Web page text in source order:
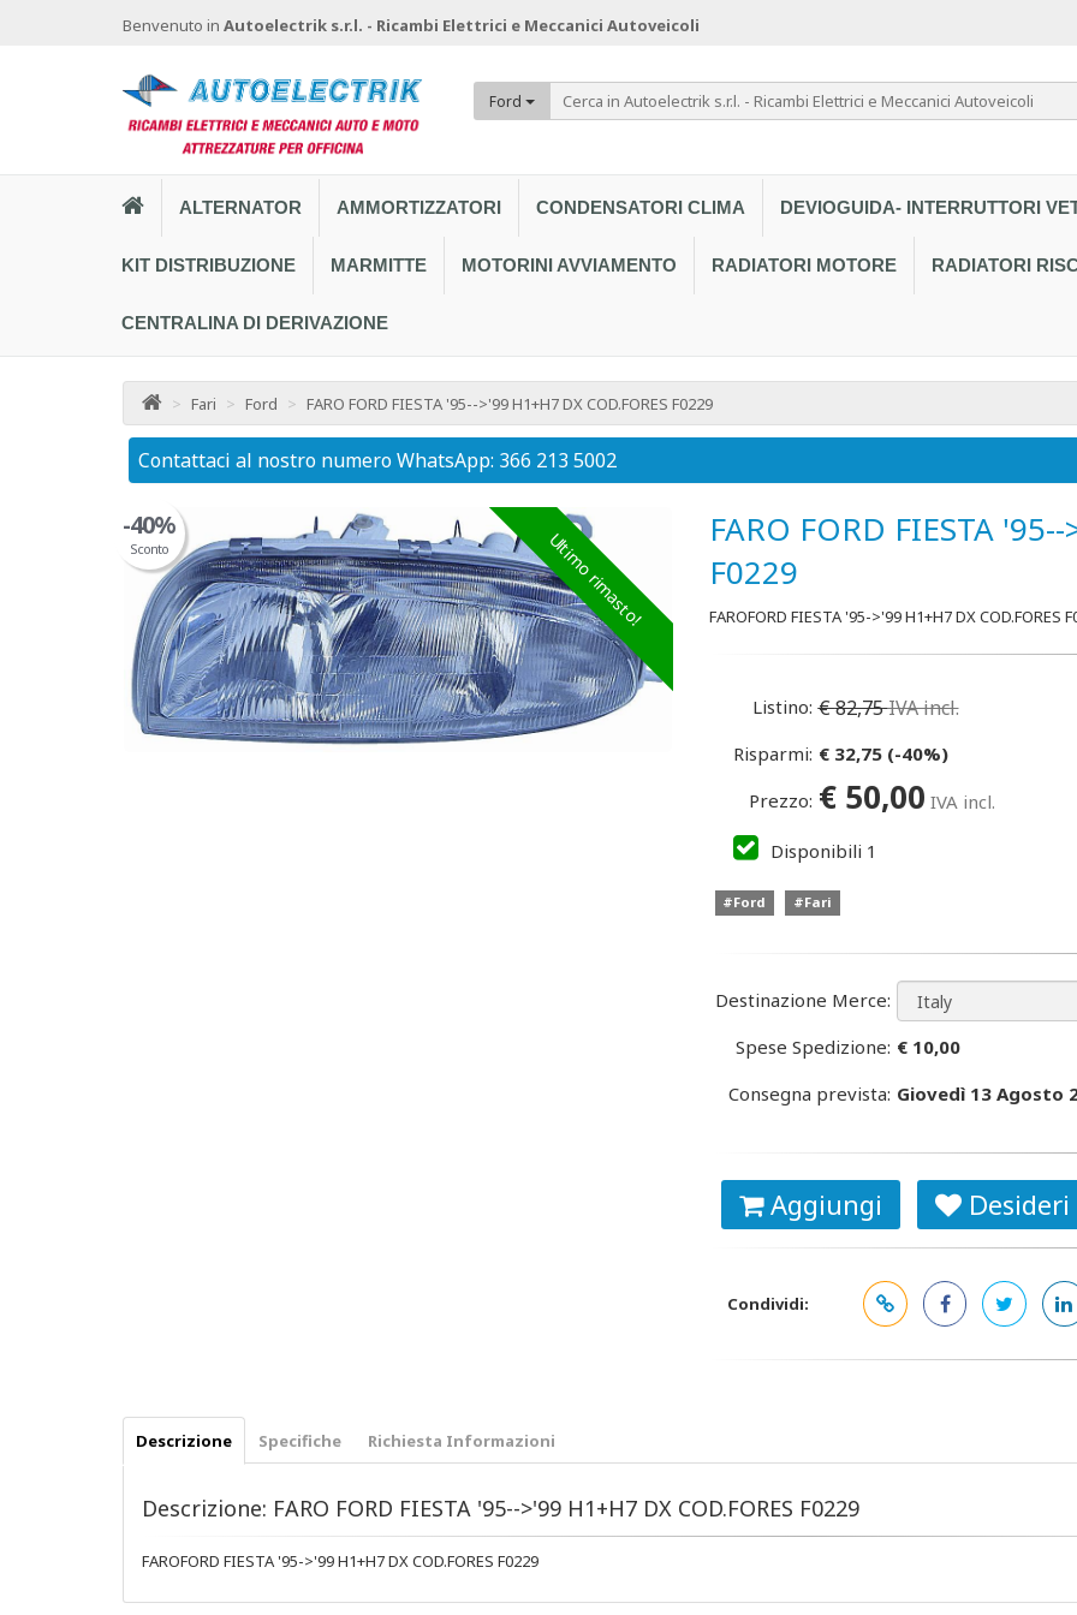
Benvenuto in Autoelectrik s.r.l. - Ricambi Elettrici e Meccanici Autoveicoli
Ford
ALTERNATOR AMMORTIZZATORI CONDENSATORI CLIMA DEVIOGUIDA- INTERRUTTORI
KIT DISTRIBUZIONE MARMITTE MOTORINI AVVIAMENTO RADIATORI MOTORE RADIATORI
CENTRALINA DI DERIVAZIONE
> Fari > Ford > FARO FORD FIESTA '95-->'99 H1+H7 DX COD.FORES F0229
Contattaci al nostro numero WhatsApp: 366 213 5002
-40%
Sconto Ultimo rimasto!
FARO FORD FIESTA
F0229
FAROFORD FIESTA '95->'99 H1+H7 DX COD.FORES
Listino: €82,75IVA incl.
Risparmi: € 32,75(-40%)
Prezzo: € 50,00 IVA incl.
Disponibili 1
#Ford #Fari
Destinazione Merce:
Spese Spedizione: € 10,00
Consegna prevista: Giovedì 13 Agosto
Aggiungi Desideri
Condividi:
Descrizione Specifiche Richiesta Informazioni
Descrizione: FARO FORD FIESTA '95-->'99 H1+H7 DX COD.FORES F0229
FAROFORD FIESTA '95->'99 H1+H7 DX COD.FORES F0229